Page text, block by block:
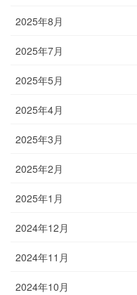
2025年8月
2025年7月
2025年5月
2025年4月
2025年3月
2025年2月
2025年1月
2024年12月
2024年11月
2024年10月